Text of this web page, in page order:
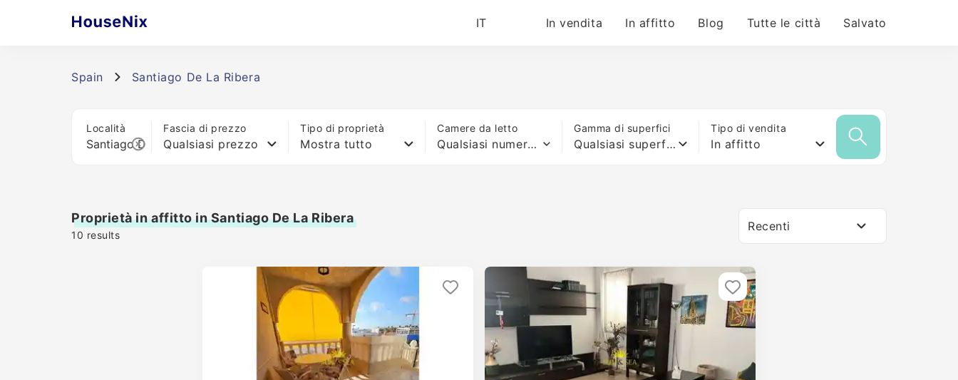
IT In vendita In affitto Blog Tutte le città Salvato
Spain Santiago De La Ribera
Località Fascia di prezzo
Qualsiasi prezzo
Tipo di proprietà
Mostra tutto
Camere da letto
Qualsiasi numero di letti
Gamma di superfici
Qualsiasi superficie
Tipo di vendita
In affitto
Proprietà in affitto in Santiago De La Ribera
10 results
Recenti